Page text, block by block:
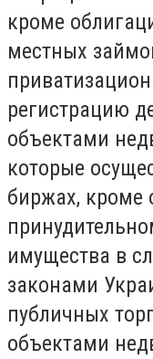
кроме
местных
регистрацию
объектами
которые
биржах, кроме
имущества в
законами
публичных
объектами